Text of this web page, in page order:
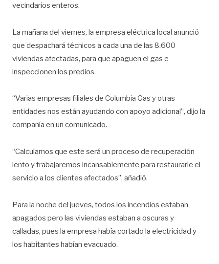
vecindarios enteros.
La mañana del viernes, la empresa eléctrica local anunció
que despachará técnicos a cada una de las 8.600
viviendas afectadas, para que apaguen el gas e
inspeccionen los predios.
“Varias empresas filiales de Columbia Gas y otras
entidades nos están ayudando con apoyo adicional”, dijo la
compañía en un comunicado.
“Calculamos que este será un proceso de recuperación
lento y trabajaremos incansablemente para restaurarle el
servicio a los clientes afectados”, añadió.
Para la noche del jueves, todos los incendios estaban
apagados pero las viviendas estaban a oscuras y
calladas, pues la empresa había cortado la electricidad y
los habitantes habían evacuado.